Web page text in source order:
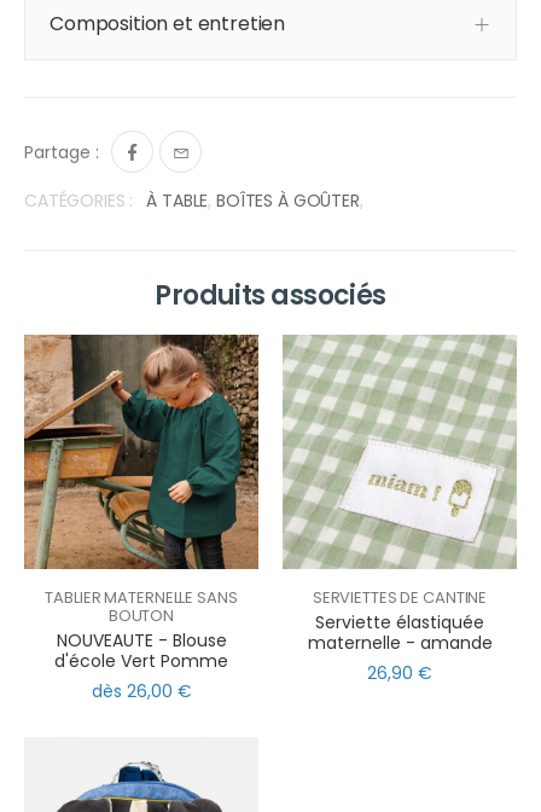
Composition et entretien
Partage :
CATÉGORIES : À TABLE, BOÎTES À GOÛTER,
Produits associés
TABLIER MATERNELLE SANS
BOUTON
NOUVEAUTE - Blouse
d'école Vert Pomme
dès 26,00 €
SERVIETTES DE CANTINE
Serviette élastiquée
maternelle - amande
26,90 €